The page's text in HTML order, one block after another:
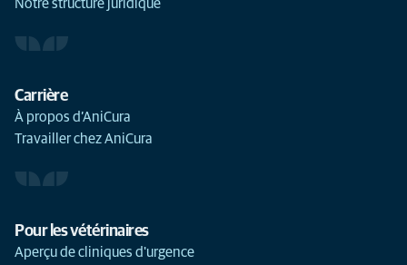
Notre structure juridique
Carrière
À propos d’AniCura
Travailler chez AniCura
Pour les vétérinaires
Aperçu de cliniques d'urgence